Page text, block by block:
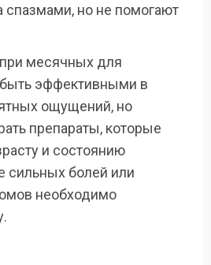
спазмами, но не помогают
месячных для
эффективными в
ощущений, но
препараты, которые
и состоянию
сильных болей или
необходимо